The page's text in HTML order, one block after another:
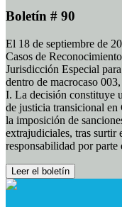
Boletín # 90
El 18 de septiembre de
Casos de
Jurisdicción Especial
dentro de macrocaso
I. La decisión constituye
de justicia transicional
la imposición de
extrajudiciales, tras surtir
responsabilidad por parte
Leer el boletín